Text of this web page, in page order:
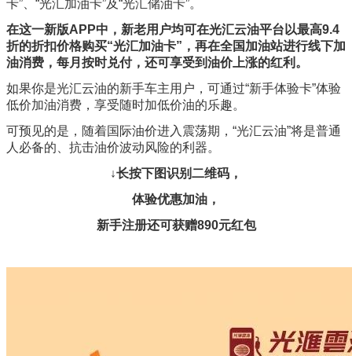
卡”、“光汇加油卡”及“光汇储油卡”。
在这一新版APP中，新老用户均可在光汇云油平台以最高9.4
折的折扣价格购买“光汇加油卡”，再在全国加油站进行线下加
油消费，每月按时兑付，还可享受到油价上涨的红利。
如果你是光汇云油的新手车主用户，可通过“新手体验卡”体验
低价加油消费，享受随时加低价油的乐趣。
可预见的是，随着国际油价进入震荡期，“光汇云油”将是普通
人必备的、抗击油价波动风险的利器。
↓长按下图识别二维码，
体验优惠加油，
新手注册还可获赠890元红包